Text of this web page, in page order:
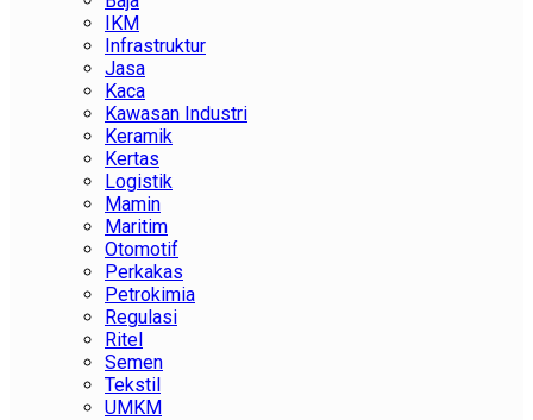
IKM
Infrastruktur
Jasa
Kaca
Kawasan Industri
Keramik
Kertas
Logistik
Mamin
Maritim
Otomotif
Perkakas
Petrokimia
Regulasi
Ritel
Semen
Tekstil
UMKM